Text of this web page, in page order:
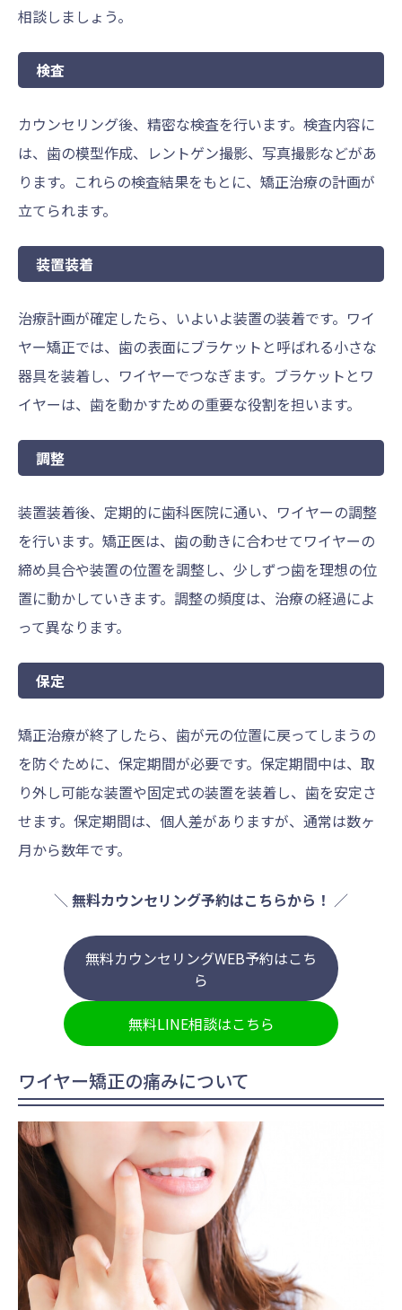
相談しましょう。
検査
カウンセリング後、精密な検査を行います。検査内容に
は、歯の模型作成、レントゲン撮影、写真撮影などがあ
ります。これらの検査結果をもとに、矯正治療の計画が
立てられます。
装置装着
治療計画が確定したら、いよいよ装置の装着です。ワイ
ヤー矯正では、歯の表面にブラケットと呼ばれる小さな
器具を装着し、ワイヤーでつなぎます。ブラケットとワ
イヤーは、歯を動かすための重要な役割を担います。
調整
装置装着後、定期的に歯科医院に通い、ワイヤーの調整
を行います。矯正医は、歯の動きに合わせてワイヤーの
締め具合や装置の位置を調整し、少しずつ歯を理想の位
置に動かしていきます。調整の頻度は、治療の経過によ
って異なります。
保定
矯正治療が終了したら、歯が元の位置に戻ってしまうの
を防ぐために、保定期間が必要です。保定期間中は、取
り外し可能な装置や固定式の装置を装着し、歯を安定さ
せます。保定期間は、個人差がありますが、通常は数ヶ
月から数年です。
＼ 無料カウンセリング予約はこちらから！ ／
無料カウンセリングWEB予約はこち
ら
無料LINE相談はこちら
ワイヤー矯正の痛みについて